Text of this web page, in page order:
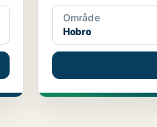
Område
Hobro